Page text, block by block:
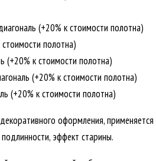
оформления, применяется
эффект старины.